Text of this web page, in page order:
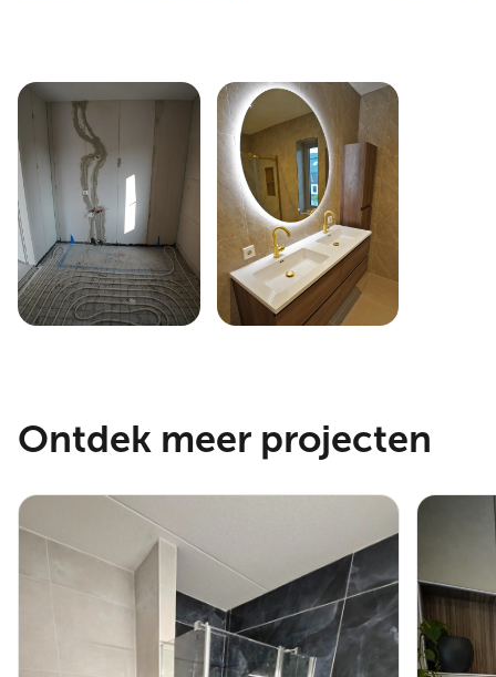
Ontdek meer projecten